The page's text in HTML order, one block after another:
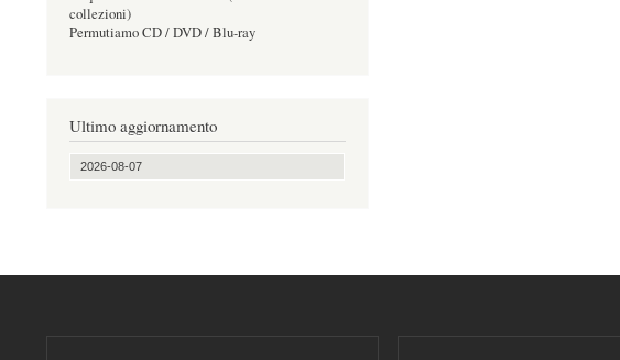
collezioni)
Permutiamo CD / DVD / Blu-ray
Ultimo aggiornamento
2026-08-07